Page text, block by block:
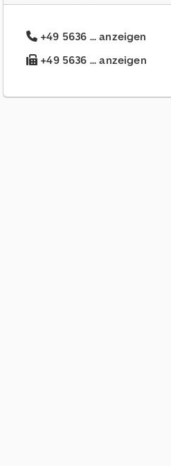
+49 5636 ... anzeigen
+49 5636 ... anzeigen